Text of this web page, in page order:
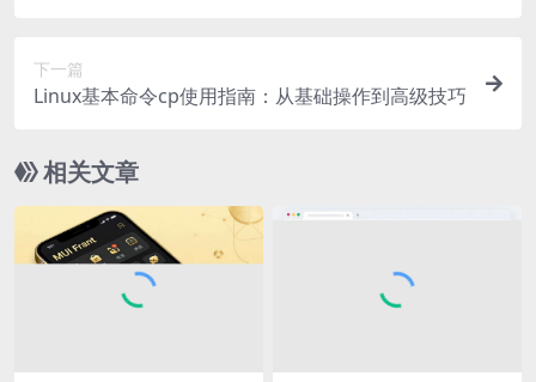
下一篇
Linux基本命令cp使用指南：从基础操作到高级技巧
相关文章